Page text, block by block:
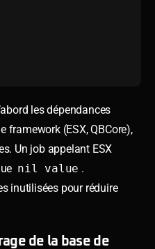
les dépendances
framework (ESX, QBCore),
Un job appelant ESX
nil value .
inutilisées pour réduire
de la base de